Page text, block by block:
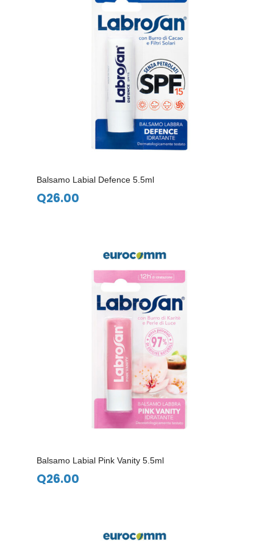
Balsamo Labial Defence 5.5ml
Q26.00
Balsamo Labial Pink Vanity 5.5ml
Q26.00